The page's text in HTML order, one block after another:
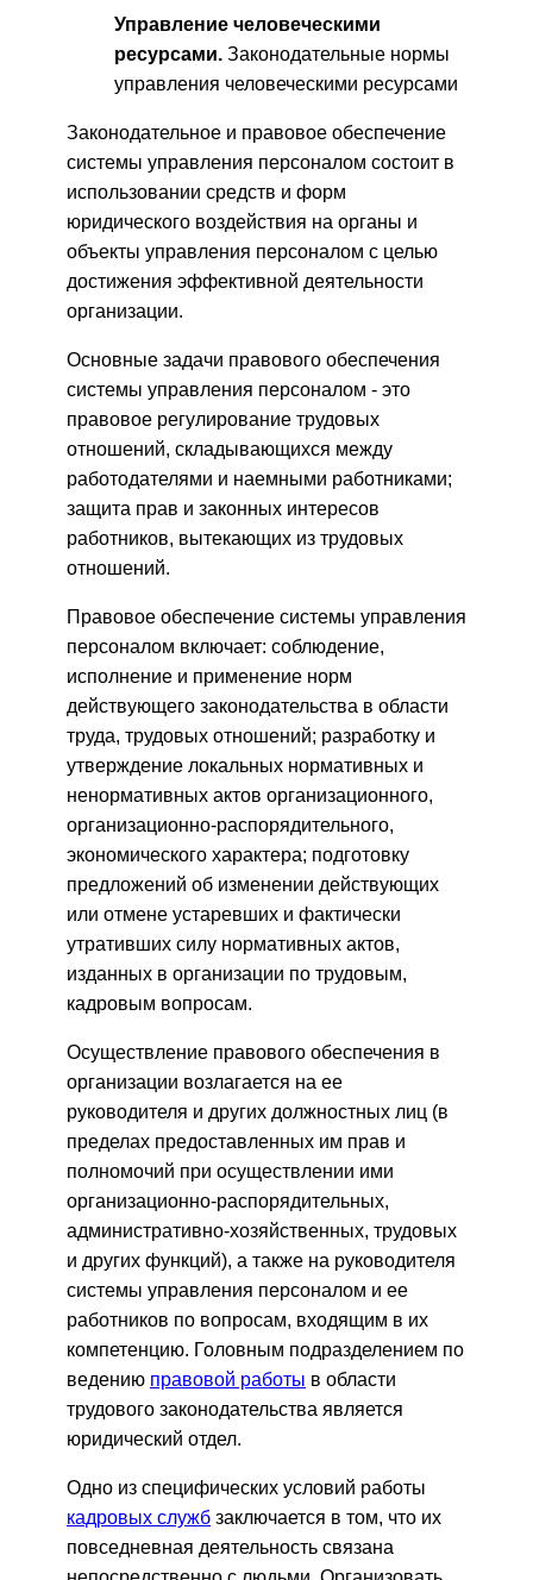
Управление человеческими
ресурсами. Законодательные нормы
управления человеческими ресурсами
Законодательное и правовое обеспечение
системы управления персоналом состоит в
использовании средств и форм
юридического воздействия на органы и
объекты управления персоналом с целью
достижения эффективной деятельности
организации.
Основные задачи правового обеспечения
системы управления персоналом - это
правовое регулирование трудовых
отношений, складывающихся между
работодателями и наемными работниками;
защита прав и законных интересов
работников, вытекающих из трудовых
отношений.
Правовое обеспечение системы управления
персоналом включает: соблюдение,
исполнение и применение норм
действующего законодательства в области
труда, трудовых отношений; разработку и
утверждение локальных нормативных и
ненормативных актов организационного,
организационно-распорядительного,
экономического характера; подготовку
предложений об изменении действующих
или отмене устаревших и фактически
утративших силу нормативных актов,
изданных в организации по трудовым,
кадровым вопросам.
Осуществление правового обеспечения в
организации возлагается на ее
руководителя и других должностных лиц (в
пределах предоставленных им прав и
полномочий при осуществлении ими
организационно-распорядительных,
административно-хозяйственных, трудовых
и других функций), а также на руководителя
системы управления персоналом и ее
работников по вопросам, входящим в их
компетенцию. Головным подразделением по
ведению правовой работы в области
трудового законодательства является
юридический отдел.
Одно из специфических условий работы
кадровых служб заключается в том, что их
повседневная деятельность связана